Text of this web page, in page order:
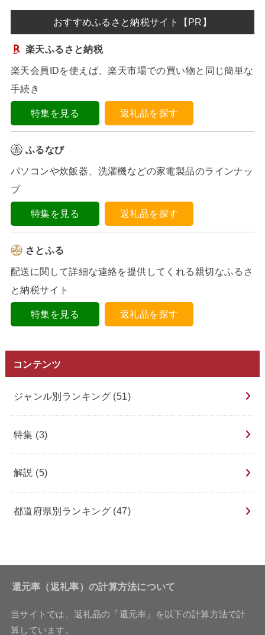
おすすめふるさと納税サイト【PR】
楽天ふるさと納税
楽天会員IDを使えば、楽天市場での買い物と同じ簡単な
手続き
特集を見る 返礼品を探す
ふるなび
パソコンや炊飯器、洗濯機などの家電製品のラインナッ
プ
特集を見る 返礼品を探す
さとふる
配送に関して詳細な連絡を提供してくれる親切なふるさ
と納税サイト
特集を見る 返礼品を探す
コンテンツ
ジャンル別ランキング (51)
特集 (3)
解説 (5)
都道府県別ランキング (47)
還元率（返礼率）の計算方法について
当サイトでは、返礼品の「還元率」を以下の計算方法で計
算しています。